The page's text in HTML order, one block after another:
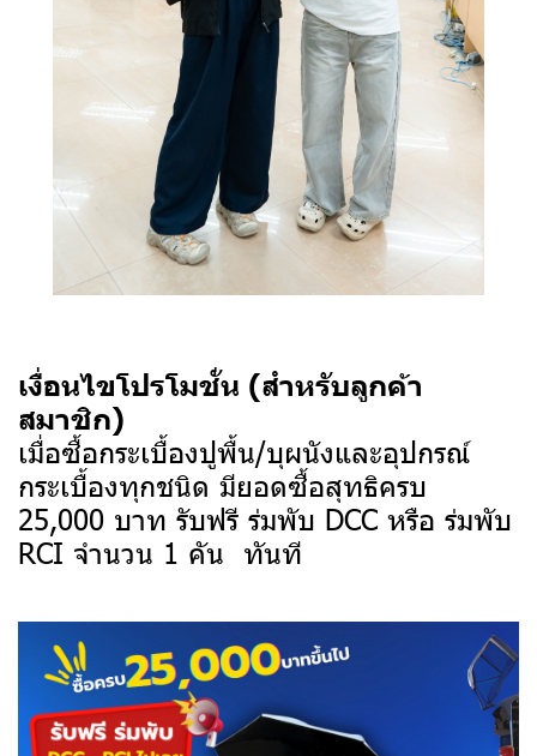
เงื่อนไขโปรโมชั่น (สำหรับลูกค้า
สมาชิก)
เมื่อซื้อกระเบื้องปูพื้น/บุผนังและอุปกรณ์
กระเบื้องทุกชนิด มียอดซื้อสุทธิครบ
25,000 บาท รับฟรี ร่มพับ DCC หรือ ร่มพับ
RCI จำนวน 1 คัน ทันที